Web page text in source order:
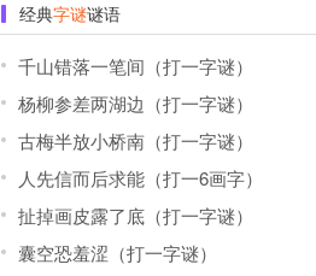
经典字谜谜语
千山错落一笔间（打一字谜）
杨柳参差两湖边（打一字谜）
古梅半放小桥南（打一字谜）
人先信而后求能（打一6画字）
扯掉画皮露了底（打一字谜）
囊空恐羞涩（打一字谜）